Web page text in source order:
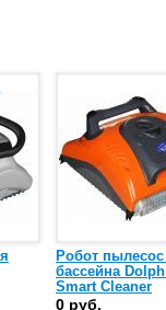
Робот
бассейна
Smart Cleaner
(39005450)
0 руб.